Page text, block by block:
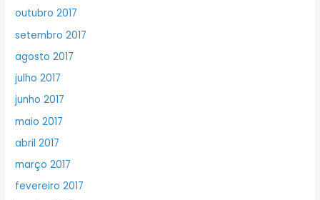
outubro 2017
setembro 2017
agosto 2017
julho 2017
junho 2017
maio 2017
abril 2017
março 2017
fevereiro 2017